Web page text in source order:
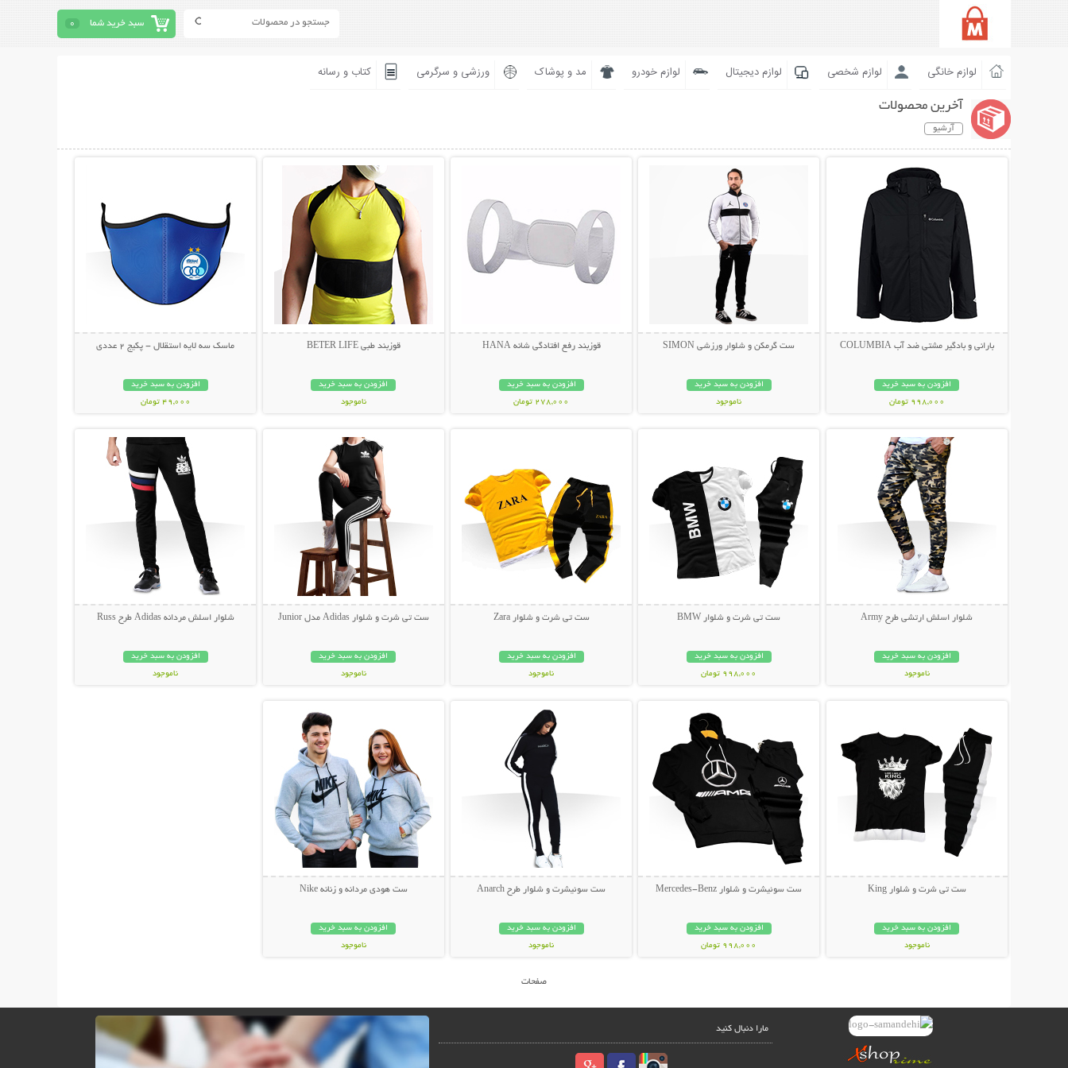
سبد خرید شما 0
لوازم خانگی لوازم شخصی لوازم دیجیتال لوازم خودرو مد و پوشاک ورزشی و سرگرمی کتاب و رسانه
آخرین محصولات
آرشیو
بارانی و بادگیر مشتی ضد آب COLUMBIA
افزودن به سبد خرید
998,000 تومان
ست گرمکن و شلوار ورزشی SIMON
افزودن به سبد خرید
ناموجود
قوزبند رفع افتادگی شانه HANA
افزودن به سبد خرید
278,000 تومان
قوزبند طبی BETER LIFE
افزودن به سبد خرید
ناموجود
ماسک سه لایه استقلال - پکیج 2 عددی
افزودن به سبد خرید
49,000 تومان
شلوار اسلش ارتشی طرح Army
افزودن به سبد خرید
ناموجود
ست تی شرت و شلوار BMW
افزودن به سبد خرید
998,000 تومان
ست تی شرت و شلوار Zara
افزودن به سبد خرید
ناموجود
ست تی شرت و شلوار Adidas مدل Junior
افزودن به سبد خرید
ناموجود
شلوار اسلش مردانه Adidas طرح Russ
افزودن به سبد خرید
ناموجود
ست تی شرت و شلوار King
افزودن به سبد خرید
ناموجود
ست سوئیشرت و شلوار Mercedes-Benz
افزودن به سبد خرید
998,000 تومان
ست سوئیشرت و شلوار طرح Anarch
افزودن به سبد خرید
ناموجود
ست هودی مردانه و زنانه Nike
افزودن به سبد خرید
ناموجود
صفحات
مارا دنبال کنید